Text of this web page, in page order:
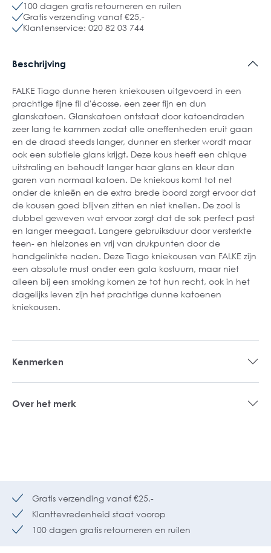
100 dagen gratis retourneren en ruilen
Gratis verzending vanaf €25,-
Klantenservice: 020 82 03 744
Beschrijving
FALKE Tiago dunne heren kniekousen uitgevoerd in een
prachtige fijne fil d'écosse, een zeer fijn en dun
glanskatoen. Glanskatoen ontstaat door katoendraden
zeer lang te kammen zodat alle oneffenheden eruit gaan
en de draad steeds langer, dunner en sterker wordt maar
ook een subtiele glans krijgt. Deze kous heeft een chique
uitstraling en behoudt langer haar glans en kleur dan
garen van normaal katoen. De kniekous komt tot net
onder de knieën en de extra brede boord zorgt ervoor dat
de kousen goed blijven zitten en niet knellen. De zool is
dubbel geweven wat ervoor zorgt dat de sok perfect past
en langer meegaat. Langere gebruiksduur door versterkte
teen- en hielzones en vrij van drukpunten door de
handgelinkte naden. Deze Tiago kniekousen van FALKE zijn
een absolute must onder een gala kostuum, maar niet
alleen bij een smoking komen ze tot hun recht, ook in het
dagelijks leven zijn het prachtige dunne katoenen
kniekousen.
Kenmerken
Over het merk
Gratis verzending vanaf €25,-
Klanttevredenheid staat voorop
100 dagen gratis retourneren en ruilen